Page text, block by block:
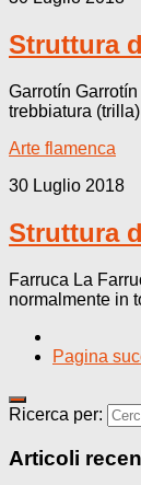
Struttura
Garrotín
trebbiatura
Arte flamenca
30 Luglio 2018
Struttura
Farruca La
normalmente in
Pagina
Ricerca per:
Articoli